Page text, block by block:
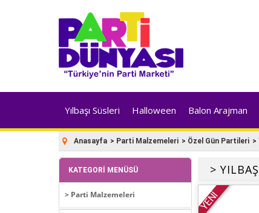
Yılbaşı Süsleri Halloween Balon Arajman
Anasayfa > Parti Malzemeleri > Özel Gün Partileri >
KATEGORI MENÜSÜ
> Parti Malzemeleri
>
YENİ